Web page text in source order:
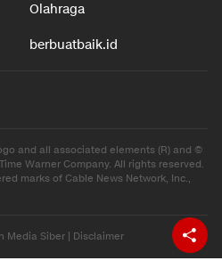
Olahraga
berbuatbaik.id
and all associated elements (R) and ©
Warner Company. All rights reserved.
marks of Cable News Network, Inc.,
Media Siber Disclaimer